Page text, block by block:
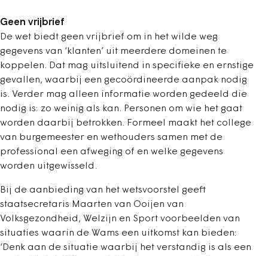
Geen vrijbrief
De wet biedt geen vrijbrief om in het wilde weg
gegevens van ‘klanten’ uit meerdere domeinen te
koppelen. Dat mag uitsluitend in specifieke en ernstige
gevallen, waarbij een gecoördineerde aanpak nodig
is. Verder mag alleen informatie worden gedeeld die
nodig is: zo weinig als kan. Personen om wie het gaat
worden daarbij betrokken. Formeel maakt het college
van burgemeester en wethouders samen met de
professional een afweging of en welke gegevens
worden uitgewisseld.
Bij de aanbieding van het wetsvoorstel geeft
staatsecretaris Maarten van Ooijen van
Volksgezondheid, Welzijn en Sport voorbeelden van
situaties waarin de Wams een uitkomst kan bieden:
‘Denk aan de situatie waarbij het verstandig is als een